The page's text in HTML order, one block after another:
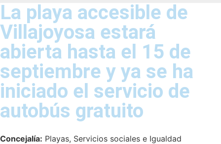
La playa accesible de
Villajoyosa estará
abierta hasta el 15 de
septiembre y ya se ha
iniciado el servicio de
autobús gratuito
Concejalía: Playas, Servicios sociales e Igualdad